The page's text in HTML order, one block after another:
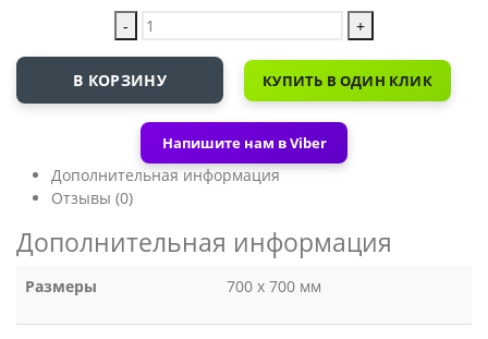
- +
В КОРЗИНУ КУПИТЬ В ОДИН КЛИК
Напишите нам в Viber
Дополнительная информация
Отзывы (0)
Дополнительная информация
Размеры 700 х 700 мм